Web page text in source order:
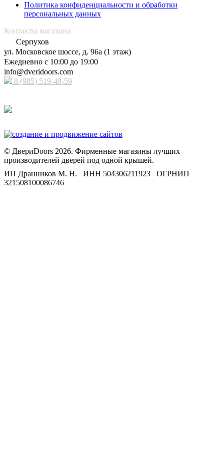
Политика конфиденциальности и обработки
персональных данных
Контакты магазина
Серпухов
ул. Московское шоссе, д. 96а (1 этаж)
Ежедневно с 10:00 до 19:00
info@dveridoors.com
8 (985) 519-49-59
© ДвериDoors 2026. Фирменные магазины лучших
производителей дверей под одной крышей.
ИП Дранников М. Н. ИНН 504306211923 ОГРНИП
321508100086746